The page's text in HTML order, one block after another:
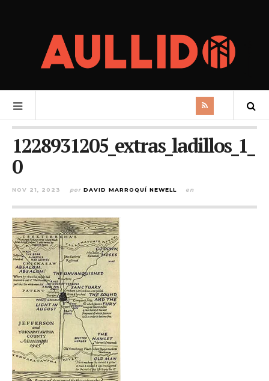
1228931205_extras_ladillos_1_
0
NOV 21, 2023 por DAVID MARROQUÍ NEWELL en